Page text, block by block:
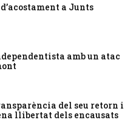
a Junts
amb un atac
del seu retorn i
llibertat dels encausats